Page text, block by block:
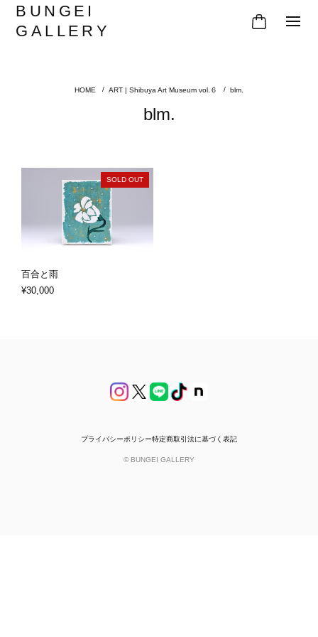
BUNGEI
GALLERY
ART | Shibuya Art Museum vol.６ blm.
blm.
SOLD OUT
百合と雨
¥30,000
プライバシーポリシー特定商取引法に基づく表記
© BUNGEI GALLERY